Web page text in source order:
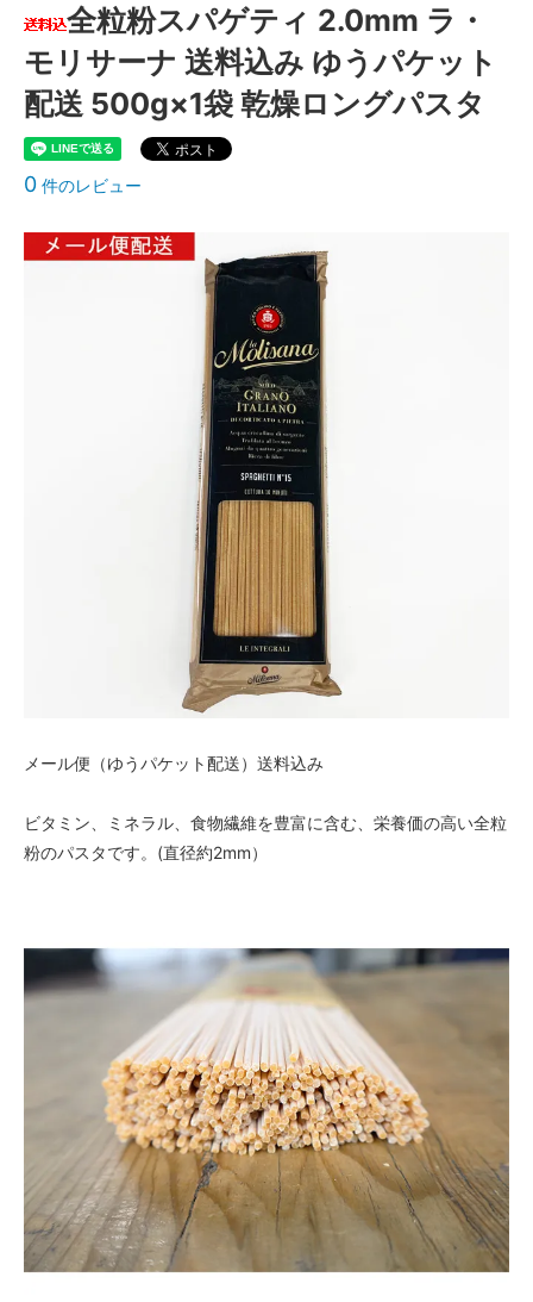
全粒粉スパゲティ 2.0mm ラ・
モリサーナ 送料込み ゆうパケット
配送 500g×1袋 乾燥ロングパスタ
0 件のレビュー
メール便（ゆうパケット配送）送料込み
ビタミン、ミネラル、食物繊維を豊富に含む、栄養価の高い全粒
粉のパスタです。(直径約2mm）